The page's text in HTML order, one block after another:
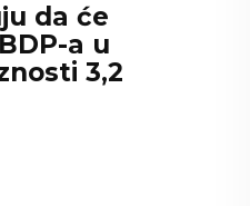
da će
a u
3,2